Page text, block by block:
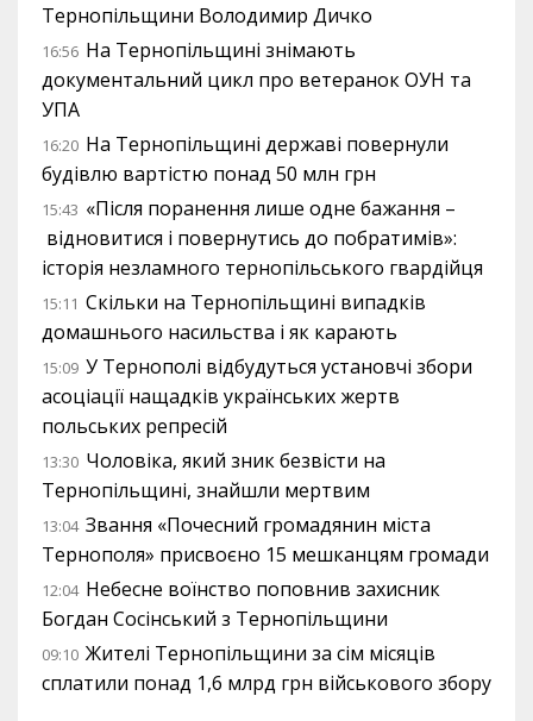
Тернопільщини Володимир Дичко
16:56 На Тернопільщині знімають
документальний цикл про ветеранок ОУН та
УПА
16:20 На Тернопільщині державі повернули
будівлю вартістю понад 50 млн грн
15:43 «Після поранення лише одне бажання –
відновитися і повернутись до побратимів»:
історія незламного тернопільського гвардійця
15:11 Скільки на Тернопільщині випадків
домашнього насильства і як карають
15:09 У Тернополі відбудуться установчі збори
асоціації нащадків українських жертв
польських репресій
13:30 Чоловіка, який зник безвісти на
Тернопільщині, знайшли мертвим
13:04 Звання «Почесний громадянин міста
Тернополя» присвоєно 15 мешканцям громади
12:04 Небесне воїнство поповнив захисник
Богдан Сосінський з Тернопільщини
09:10 Жителі Тернопільщини за сім місяців
сплатили понад 1,6 млрд грн військового збору